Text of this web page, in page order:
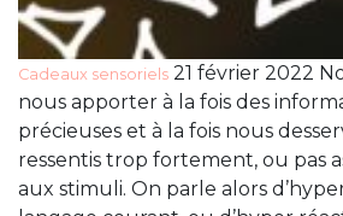
Cadeaux sensoriels 21 février 2022
nous apporter à la fois des
précieuses et à la fois nous
ressentis trop fortement, ou pas
aux stimuli. On parle alors